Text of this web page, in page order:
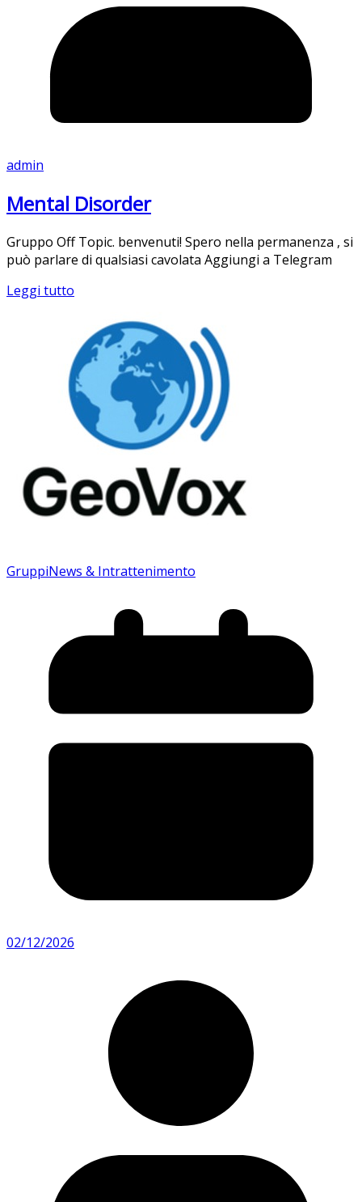
admin
Mental Disorder
Gruppo Off Topic. benvenuti! Spero nella permanenza , si
può parlare di qualsiasi cavolata Aggiungi a Telegram
Leggi tutto
GruppiNews & Intrattenimento
02/12/2026